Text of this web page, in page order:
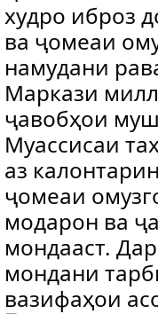
худро иброз
ва ҷомеаи
намудани
Маркази
ҷавобҳои
Муассисаи
аз
ҷомеаи
модарон ва
мондааст.
мондани
вазифаҳои